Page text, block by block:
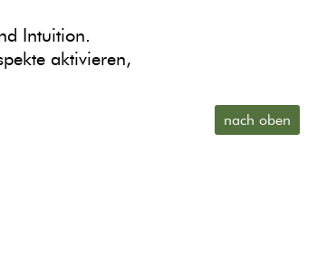
Intuition.
aktivieren,
nach oben